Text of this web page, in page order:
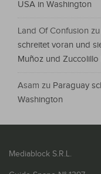
USA in Washington
Land Of Confusion zu
schreitet voran und
Muñoz und
Asam zu Paraguay
Washington
Mediablock S.R.L.